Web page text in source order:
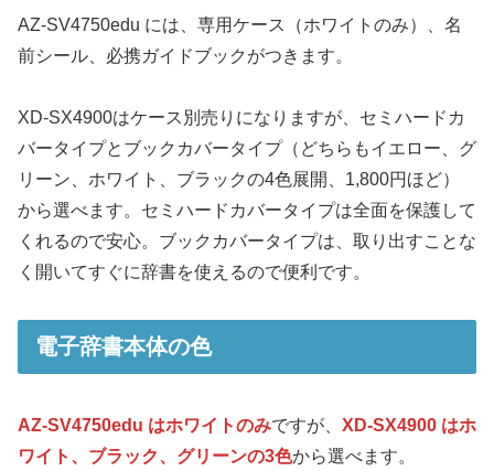
AZ-SV4750edu には、専用ケース（ホワイトのみ）、名
前シール、必携ガイドブックがつきます。
XD-SX4900はケース別売りになりますが、セミハードカ
バータイプとブックカバータイプ（どちらもイエロー、グ
リーン、ホワイト、ブラックの4色展開、1,800円ほど）
から選べます。セミハードカバータイプは全面を保護して
くれるので安心。ブックカバータイプは、取り出すことな
く開いてすぐに辞書を使えるので便利です。
電子辞書本体の色
AZ-SV4750edu はホワイトのみですが、 XD-SX4900 はホ
ワイト、ブラック、グリーンの3色から選べます。